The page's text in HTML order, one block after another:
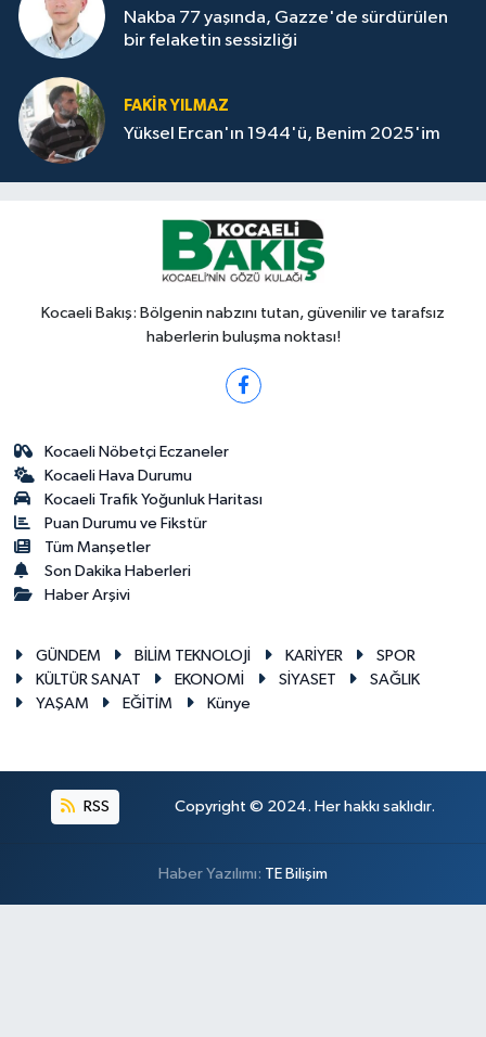
Nakba 77 yaşında, Gazze'de sürdürülen
bir felaketin sessizliği
FAKİR YILMAZ
Yüksel Ercan'ın 1944'ü, Benim 2025'im
Kocaeli Bakış: Bölgenin nabzını tutan, güvenilir ve tarafsız
haberlerin buluşma noktası!
Kocaeli Nöbetçi Eczaneler
Kocaeli Hava Durumu
Kocaeli Trafik Yoğunluk Haritası
Puan Durumu ve Fikstür
Tüm Manşetler
Son Dakika Haberleri
Haber Arşivi
GÜNDEM BİLİM TEKNOLOJİ KARİYER
SPOR
KÜLTÜR SANAT
EKONOMİ SİYASET
SAĞLIK
YAŞAM
EĞİTİM Künye
RSS Copyright © 2024. Her hakkı saklıdır.
Haber Yazılımı: TE Bilişim